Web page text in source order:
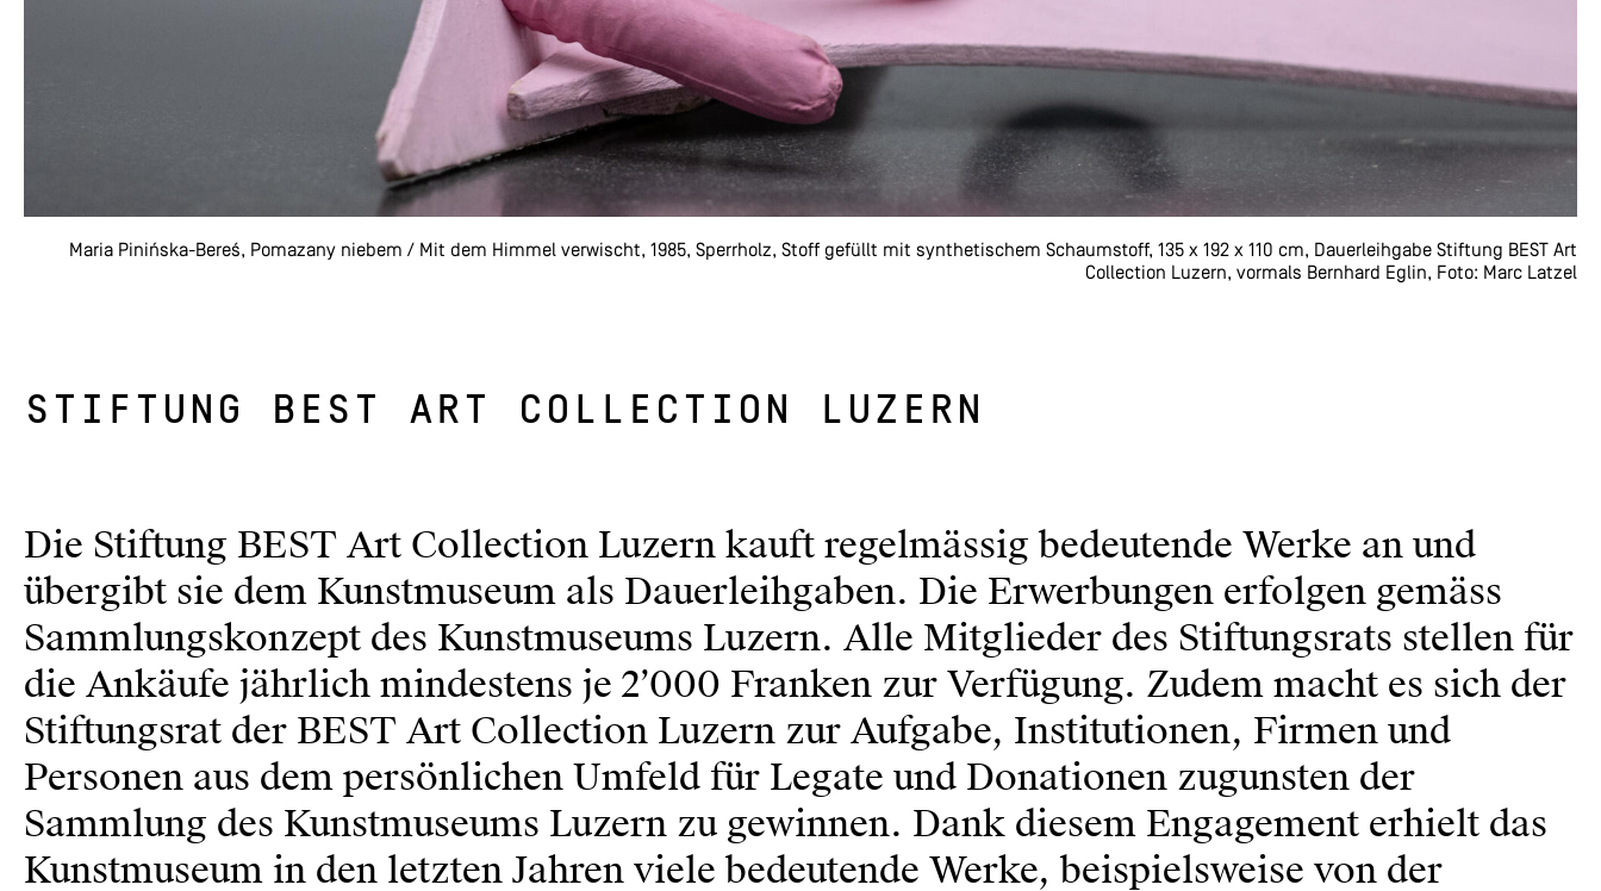
Maria Pinińska-Bereś, Pomazany niebem / Mit dem Himmel verwischt, 1985, Sperrholz, Stoff gefüllt mit synthetischem Schaumstoff, 135 x 192 x 110 cm, Dauerleihgabe Stiftung BEST Art
Collection Luzern, vormals Bernhard Eglin, Foto: Marc Latzel
STIFTUNG BEST ART COLLECTION LUZERN
Die Stiftung BEST Art Collection Luzern kauft regelmässig bedeutende Werke an und
übergibt sie dem Kunstmuseum als Dauerleihgaben. Die Erwerbungen erfolgen gemäss
Sammlungskonzept des Kunstmuseums Luzern. Alle Mitglieder des Stiftungsrats stellen für
die Ankäufe jährlich mindestens je 2’000 Franken zur Verfügung. Zudem macht es sich der
Stiftungsrat der BEST Art Collection Luzern zur Aufgabe, Institutionen, Firmen und
Personen aus dem persönlichen Umfeld für Legate und Donationen zugunsten der
Sammlung des Kunstmuseums Luzern zu gewinnen. Dank diesem Engagement erhielt das
Kunstmuseum in den letzten Jahren viele bedeutende Werke, beispielsweise von der